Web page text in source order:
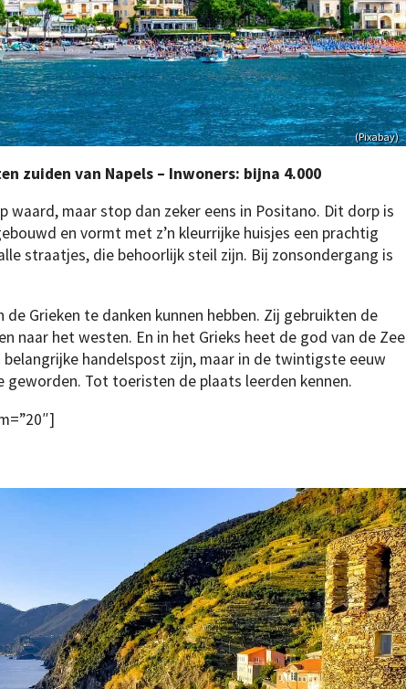
(Pixabay)
zuiden van Napels – Inwoners: bijna 4.000
waard, maar stop dan zeker eens in Positano. Dit dorp is
en vormt met z’n kleurrijke huisjes een prachtig
straatjes, die behoorlijk steil zijn. Bij zonsondergang is
Grieken te danken kunnen hebben. Zij gebruikten de
naar het westen. En in het Grieks heet de god van de Zee
handelspost zijn, maar in de twintigste eeuw
Tot toeristen de plaats leerden kennen.